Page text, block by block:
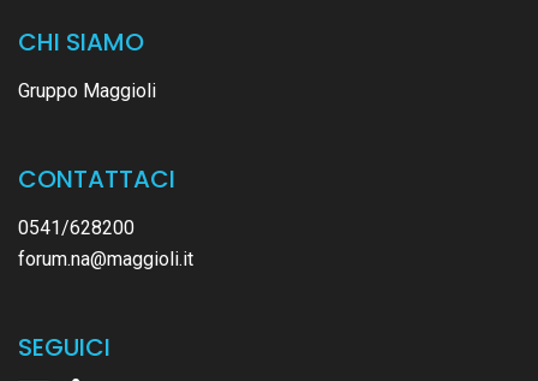
CHI SIAMO
Gruppo Maggioli
CONTATTACI
0541/628200
forum.na@maggioli.it
SEGUICI